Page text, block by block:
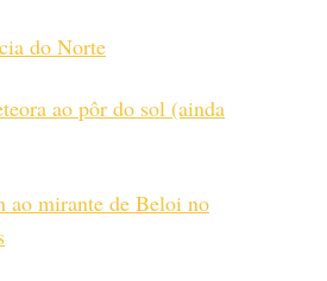
do Norte
ao pôr do sol (ainda
ao mirante de Beloi no